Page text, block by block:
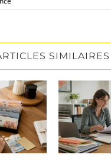
SIMILAIRES